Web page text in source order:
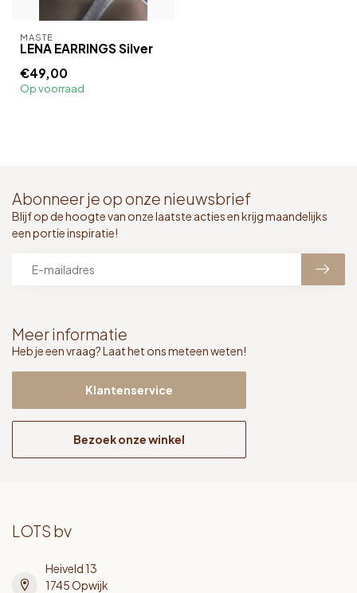
MASTÉ
LENA EARRINGS Silver
€49,00
Op voorraad
Meer informatie
Heb je een vraag? Laat het ons meteen weten!
Klantenservice
Bezoek onze winkel
Abonneer je op onze nieuwsbrief
Blijf op de hoogte van onze laatste acties en krijg maandelijks
een portie inspiratie!
LOTS bv
Heiveld 13
1745 Opwijk